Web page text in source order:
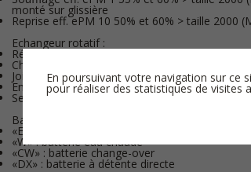
monté sur glissière
Reprise eff. ePM 10 50% et 60% > taille 2000
Echangeur rotatif :
Récupérateur rotatif aluminium haut
Choix de 2 niveaux de récupération L ou SL
Joint d’étanchéité entre les 2 flux d’air par balai
Entraînement par courroie
Secteurs de purge (en option)
Batterie intégrée :
«E» : batterie électrique avec double protection
«W» : batterie eau chaude
«CW» : batterie change-over
«DX» : batterie à détente directe
En poursuivant votre navigation sur ce
pour réaliser des statistiques de visites